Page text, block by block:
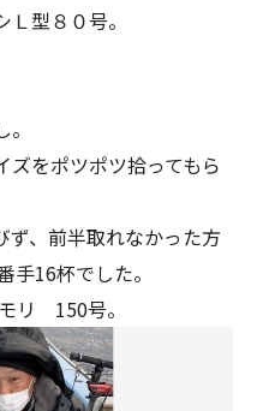
型８０号。
ズをポツポツ拾ってもら
ず、前半取れなかった方
手16杯でした。
リ 150号。